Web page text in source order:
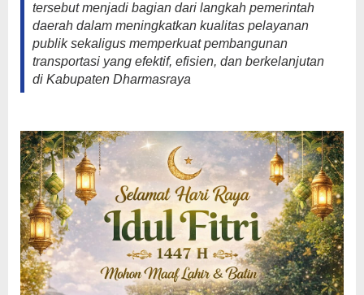
tersebut menjadi bagian dari langkah pemerintah
daerah dalam meningkatkan kualitas pelayanan
publik sekaligus memperkuat pembangunan
transportasi yang efektif, efisien, dan berkelanjutan
di Kabupaten Dharmasraya